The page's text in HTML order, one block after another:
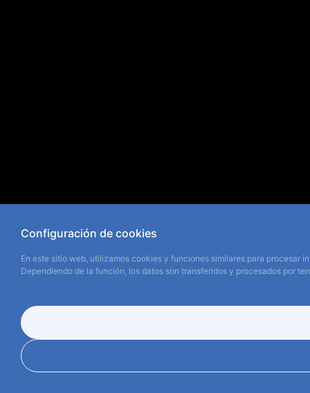
Configuración de cookies
En este sitio web, utilizamos cookies y funciones similares para procesar
Dependiendo de la función, los datos son transferidos y procesados por